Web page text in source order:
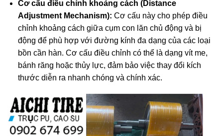
Cơ cấu điều chỉnh khoảng cách (Distance
Adjustment Mechanism): Cơ cấu này cho phép điều
chỉnh khoảng cách giữa cụm con lăn chủ động và bị
động để phù hợp với đường kính đa dạng của các loại
bồn cần hàn. Cơ cấu điều chỉnh có thể là dạng vít me,
bánh răng hoặc thủy lực, đảm bảo việc thay đổi kích
thước diễn ra nhanh chóng và chính xác.